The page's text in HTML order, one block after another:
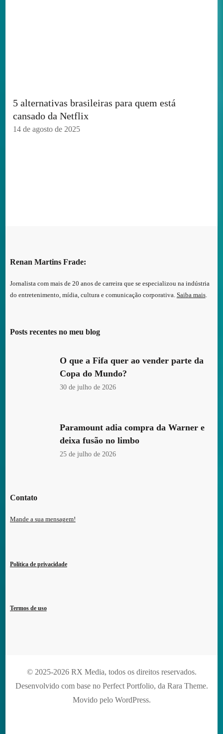
5 alternativas brasileiras para quem está
cansado da Netflix
14 de agosto de 2025
Renan Martins Frade:
Jornalista com mais de 20 anos de carreira que se especializou na indústria
do entretenimento, mídia, cultura e comunicação corporativa. Saiba mais.
Posts recentes no meu blog
O que a Fifa quer ao vender parte da
Copa do Mundo?
30 de julho de 2026
Paramount adia compra da Warner e
deixa fusão no limbo
25 de julho de 2026
Contato
Mande a sua mensagem!
Política de privacidade
Termos de uso
© 2025-2026 RX Media, todos os direitos reservados.
Desenvolvido com base no Perfect Portfolio, da Rara Theme.
Movido pelo WordPress.